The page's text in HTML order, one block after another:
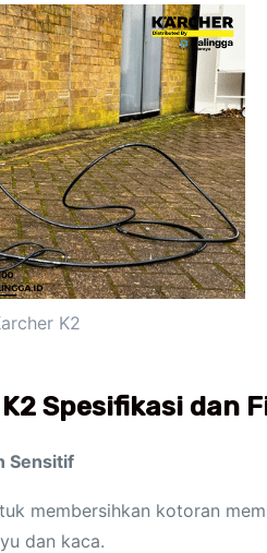
K2
Spesifikasi dan
Sensitif
membersihkan kotoran
dan kaca.